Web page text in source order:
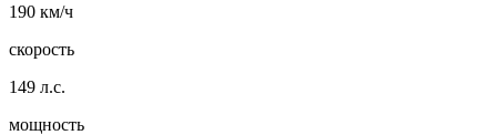
190 км/ч
скорость
149 л.с.
мощность